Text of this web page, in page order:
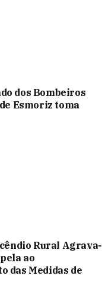
dos Bombeiros
Esmoriz toma
Rural Agrava-
ao
das Medidas de